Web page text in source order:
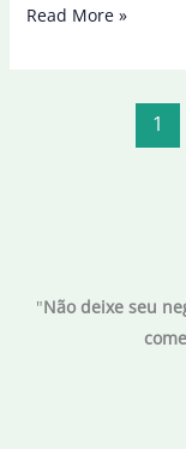
Marquinhos
Read More »
1
"Não deixe seu